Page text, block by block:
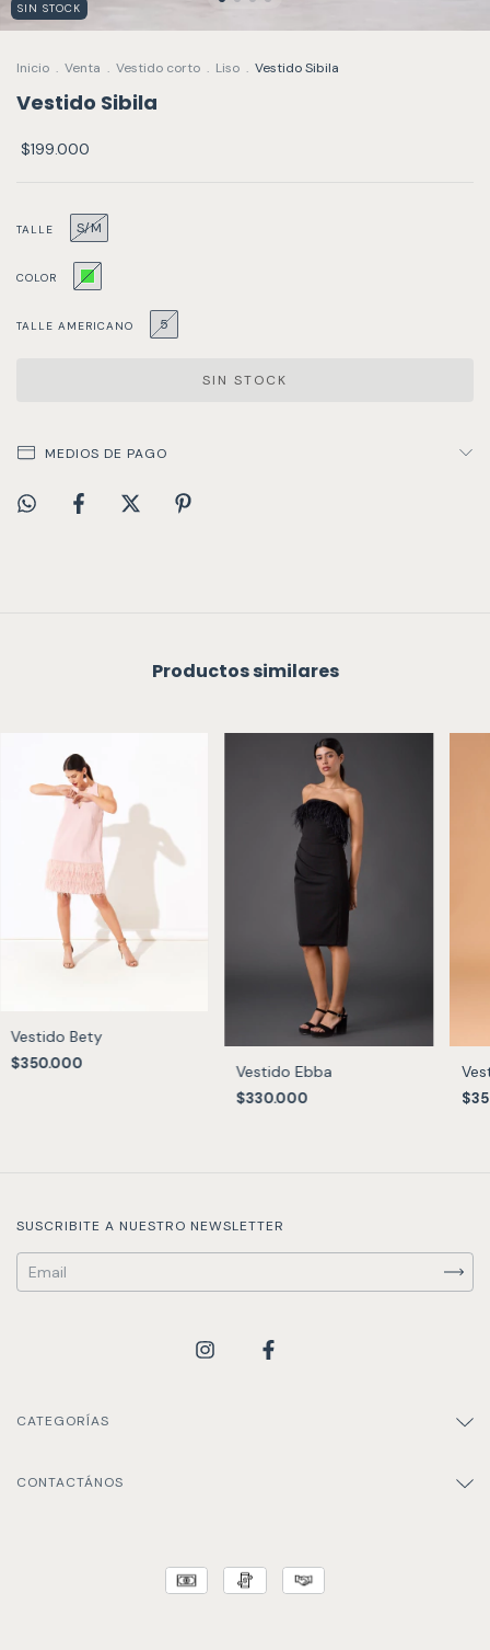
SIN STOCK
Inicio . Venta . Vestido corto . Liso . Vestido Sibila
Vestido Sibila
$199.000
TALLE S/M
COLOR
TALLE AMERICANO 5
MEDIOS DE PAGO
Productos similares
Vestido Bety
$350.000 Vestido Ebba
$330.000
SUSCRIBITE A NUESTRO NEWSLETTER
CATEGORÍAS
CONTACTÁNOS